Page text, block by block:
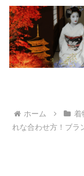
ホーム 着
れな合わせ方！ブラ